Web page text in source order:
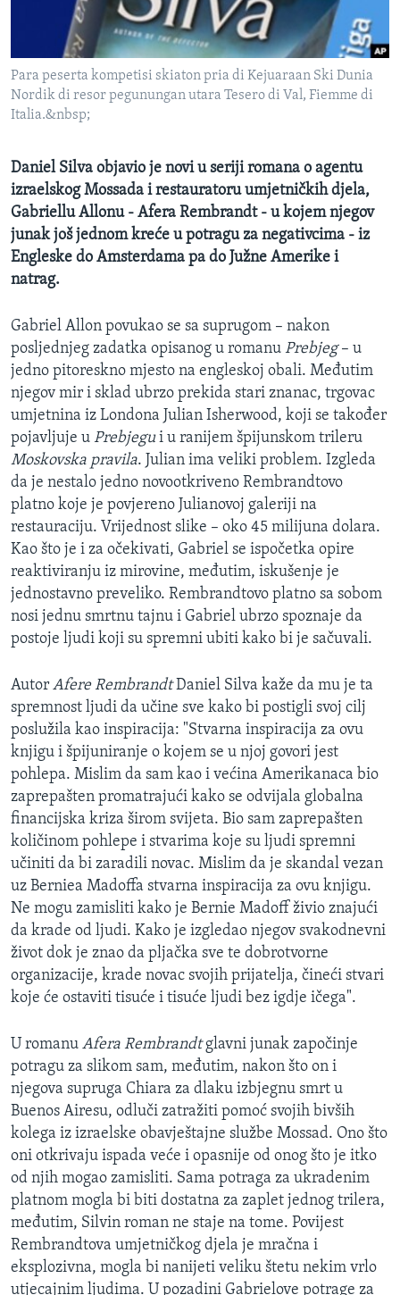
MAGAZIN
O GLASU AMERIKE
Learning English
Jezici
Para peserta kompetisi skiaton pria di Kejuaraan Ski Dunia
Nordik di resor pegunungan utara Tesero di Val, Fiemme di
Italia.&nbsp;
Daniel Silva objavio je novi u seriji romana o agentu
izraelskog Mossada i restauratoru umjetničkih djela,
Gabriellu Allonu - Afera Rembrandt - u kojem njegov
junak još jednom kreće u potragu za negativcima - iz
Engleske do Amsterdama pa do Južne Amerike i
natrag.
Gabriel Allon povukao se sa suprugom – nakon
posljednjeg zadatka opisanog u romanu Prebjeg– u
jedno pitoreskno mjesto na engleskoj obali. Međutim
njegov mir i sklad ubrzo prekida stari znanac, trgovac
umjetnina iz Londona Julian Isherwood, koji se također
pojavljuje u Prebjegui u ranijem špijunskom trileru
Moskovska pravila. Julian ima veliki problem. Izgleda
da je nestalo jedno novootkriveno Rembrandtovo
platno koje je povjereno Julianovoj galeriji na
restauraciju. Vrijednost slike – oko 45 milijuna dolara.
Kao što je i za očekivati, Gabriel se ispočetka opire
reaktiviranju iz mirovine, međutim, iskušenje je
jednostavno preveliko. Rembrandtovo platno sa sobom
nosi jednu smrtnu tajnu i Gabriel ubrzo spoznaje da
postoje ljudi koji su spremni ubiti kako bi je sačuvali.
Autor Afere RembrandtDaniel Silva kaže da mu je ta
spremnost ljudi da učine sve kako bi postigli svoj cilj
poslužila kao inspiracija: "Stvarna inspiracija za ovu
knjigu i špijuniranje o kojem se u njoj govori jest
pohlepa. Mislim da sam kao i većina Amerikanaca bio
zaprepašten promatrajući kako se odvijala globalna
financijska kriza širom svijeta. Bio sam zaprepašten
količinom pohlepe i stvarima koje su ljudi spremni
učiniti da bi zaradili novac. Mislim da je skandal vezan
uz Berniea Madoffa stvarna inspiracija za ovu knjigu.
Ne mogu zamisliti kako je Bernie Madoff živio znajući
da krade od ljudi. Kako je izgledao njegov svakodnevni
život dok je znao da pljačka sve te dobrotvorne
organizacije, krade novac svojih prijatelja, čineći stvari
koje će ostaviti tisuće i tisuće ljudi bez igdje ičega".
U romanu Afera Rembrandtglavni junak započinje
potragu za slikom sam, međutim, nakon što on i
njegova supruga Chiara za dlaku izbjegnu smrt u
Buenos Airesu, odluči zatražiti pomoć svojih bivših
kolega iz izraelske obavještajne službe Mossad. Ono što
oni otkrivaju ispada veće i opasnije od onog što je itko
od njih mogao zamisliti. Sama potraga za ukradenim
platnom mogla bi biti dostatna za zaplet jednog trilera,
međutim, Silvin roman ne staje na tome. Povijest
Rembrandtova umjetničkog djela je mračna i
eksplozivna, mogla bi nanijeti veliku štetu nekim vrlo
utjecajnim ljudima. U pozadini Gabrielove potrage za